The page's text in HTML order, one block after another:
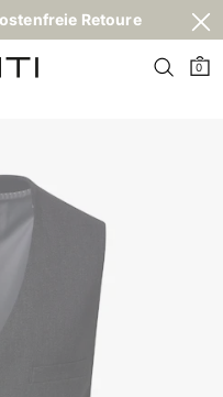
Retoure
0